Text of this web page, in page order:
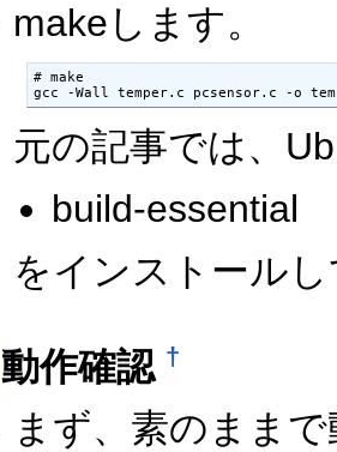
makeします。
# make
元の記事では、
build-essential
をインストール
動作確認 †
まず、素のまま